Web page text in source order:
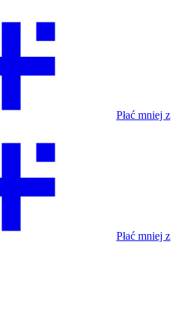
Płać mniej z
Płać mniej z